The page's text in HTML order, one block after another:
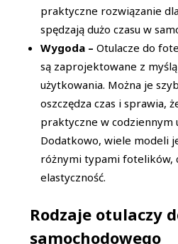
praktyczne rozwiązanie
spędzają dużo czasu w
Wygoda –Otulacze do
są zaprojektowane z myślą
użytkowania. Można je
oszczędza czas i sprawia,
praktyczne w codziennym
Dodatkowo, wiele modeli
różnymi typami fotelików,
elastyczność.
Rodzaje otulaczy
samochodowego